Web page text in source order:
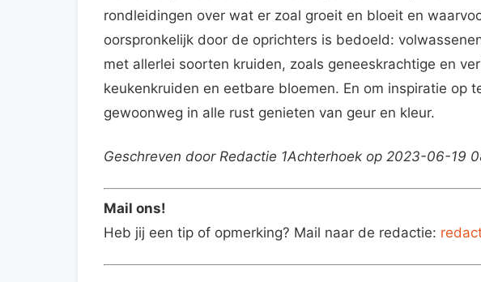
rondleidingen over wat er zoal groeit en bloeit en
oorspronkelijk door de oprichters is bedoeld:
met allerlei soorten kruiden, zoals geneeskrachtige en
keukenkruiden en eetbare bloemen. En om inspiratie op
gewoonweg in alle rust genieten van geur en kleur.
Geschreven door Redactie 1Achterhoek op 2023-06-19
Mail ons!
Heb jij een tip of opmerking? Mail naar de redactie: